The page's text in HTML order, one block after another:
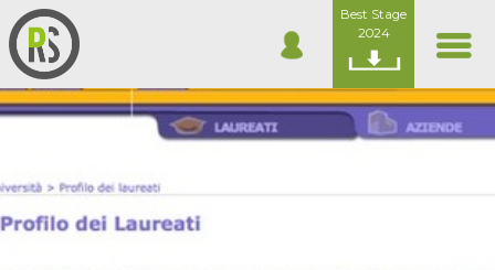
Best Stage
2024